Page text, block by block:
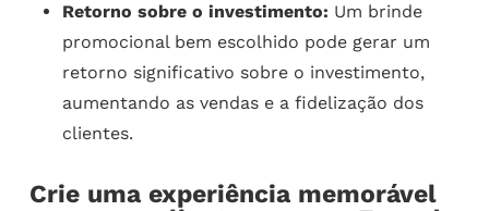
Retorno sobre o investimento: Um brinde
promocional bem escolhido pode gerar um
retorno significativo sobre o investimento,
aumentando as vendas e a fidelização dos
clientes.
Crie uma experiência memorável